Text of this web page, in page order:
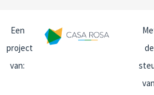
Een
project
van:
de